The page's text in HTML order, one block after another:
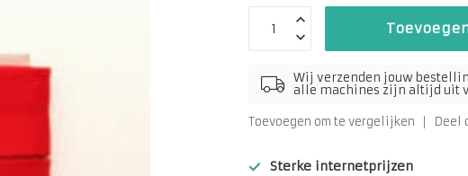
Wij verzenden jouw
alle machines zijn altijd uit
Toevoegen om te vergelijken Deel
Sterke internetprijzen